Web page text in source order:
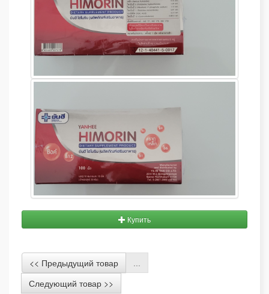
Купить
<< Предыдущий товар
...
Следующий товар >>